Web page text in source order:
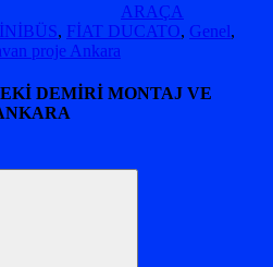
ARAÇA
, FİAT DUCATO, Genel,
proje Ankara
DEMİRİ MONTAJ VE